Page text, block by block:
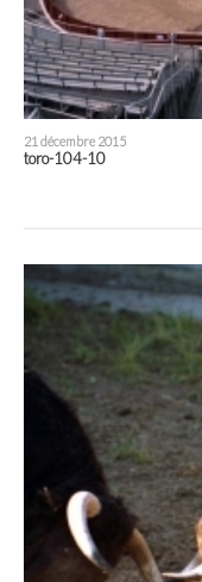
21 décembre 2015
toro-104-10